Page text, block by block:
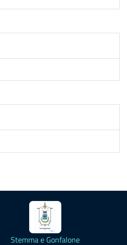
Stemma e Gonfalone